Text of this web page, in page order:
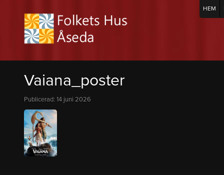
HEM
Vaiana_poster
Publicerad: 14 juni 2026